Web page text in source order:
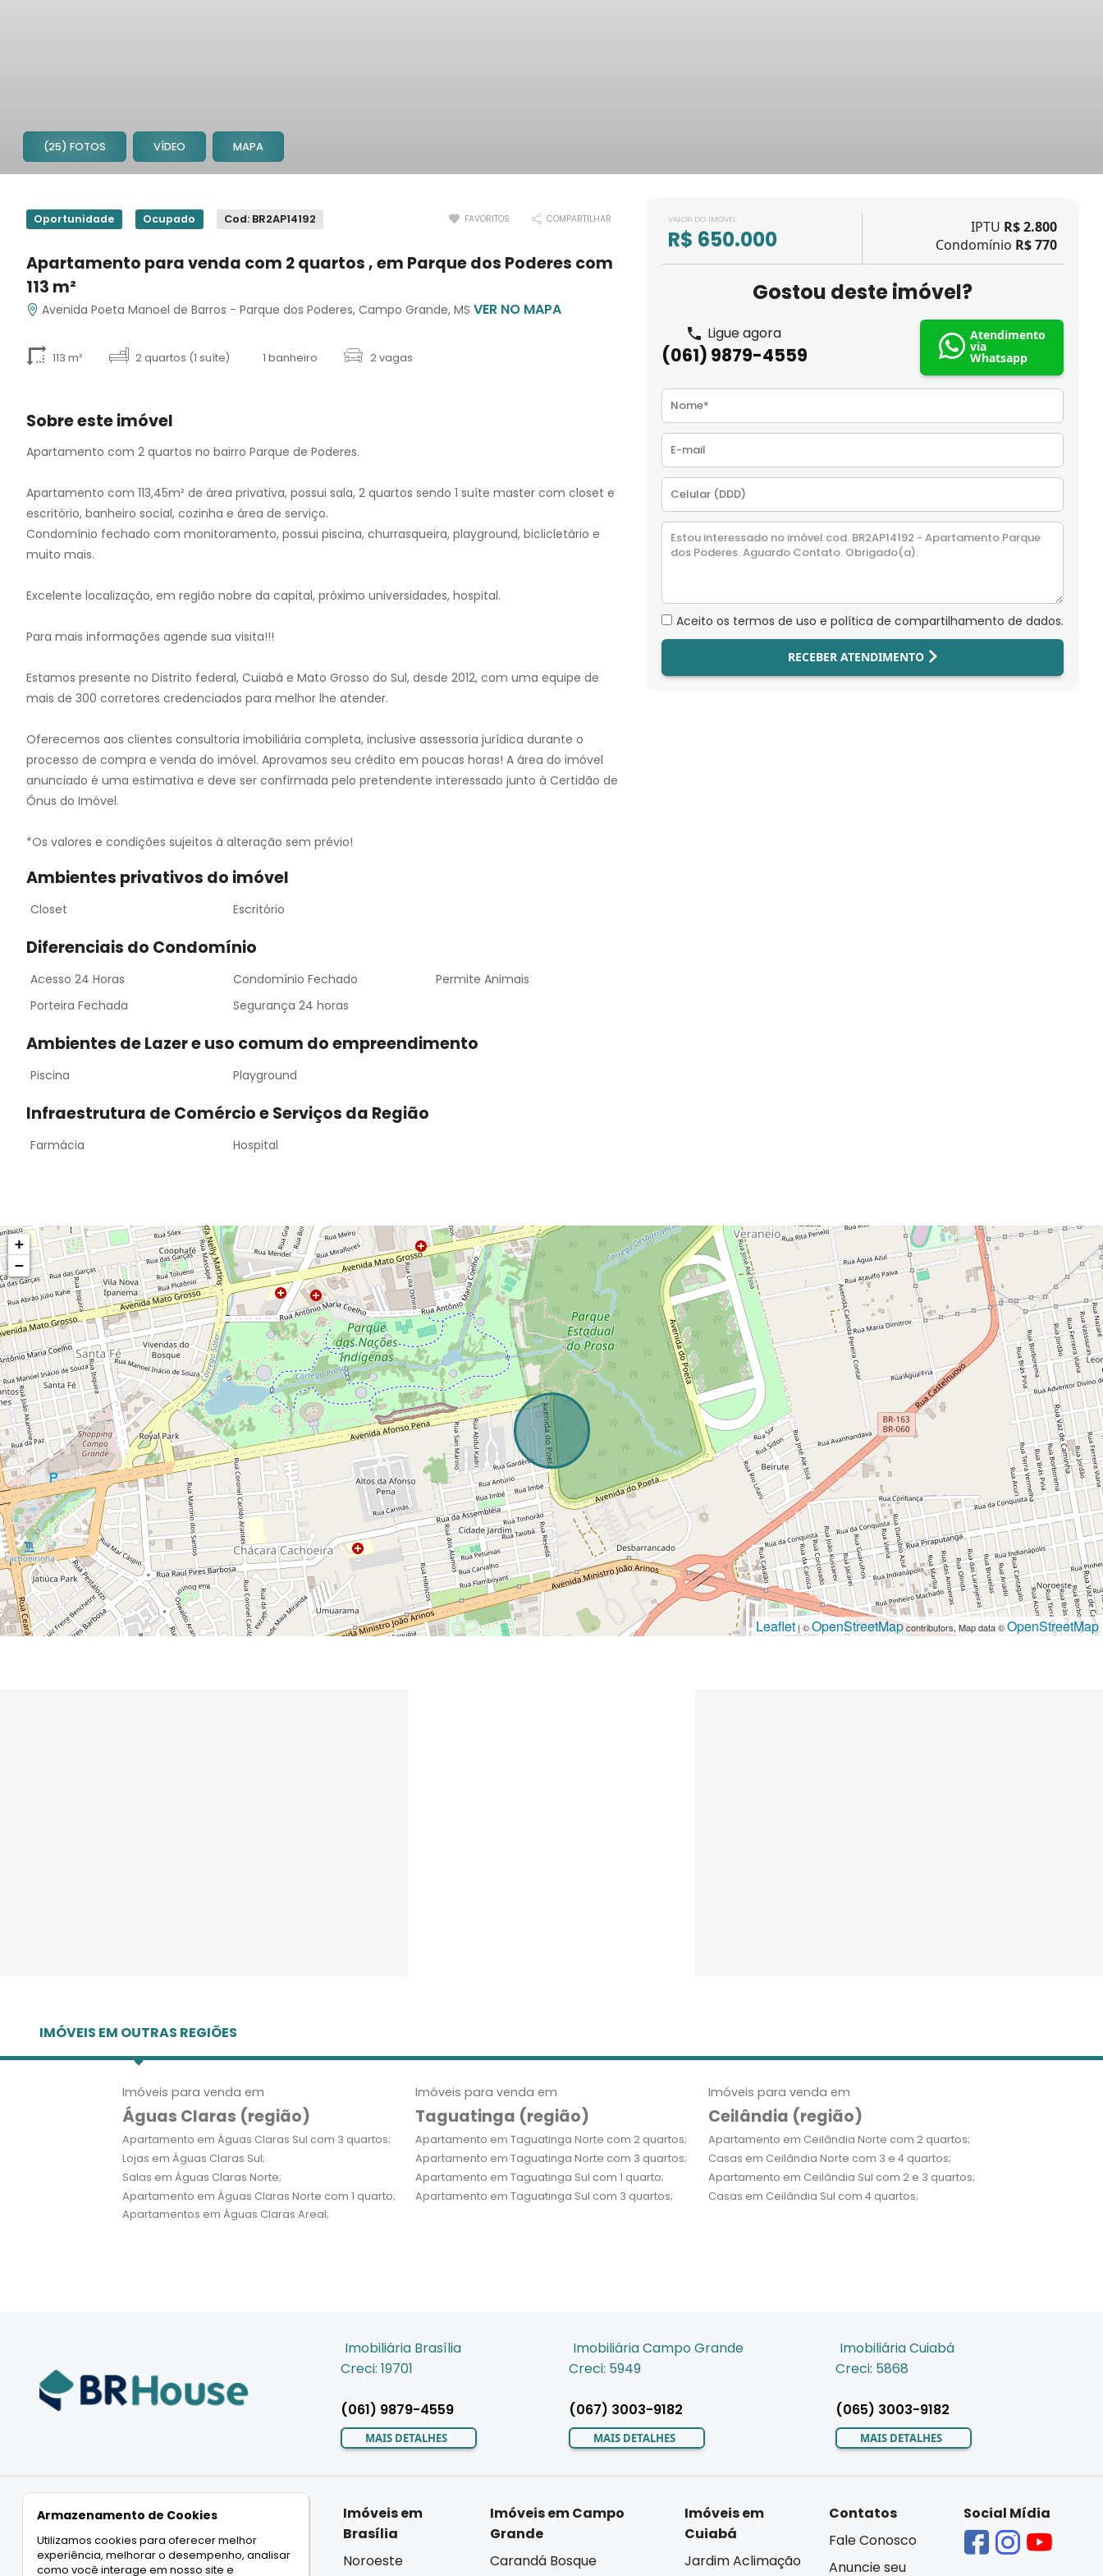
(25) FOTOS VÍDEO MAPA
Oportunidade Ocupado Cod: BR2AP14192 FAVORITOS COMPARTILHAR
Apartamento para venda com 2 quartos , em Parque dos Poderes com
113 m²
Avenida Poeta Manoel de Barros - Parque dos Poderes, Campo Grande, MSVER NO MAPA
113 m² 2 quartos (1 suíte) 1 banheiro 2 vagas
Sobre este imóvel
Apartamento com 2 quartos no bairro Parque de Poderes.
Apartamento com 113,45m² de área privativa, possui sala, 2 quartos sendo 1 suíte master com closet e
escritório, banheiro social, cozinha e área de serviço.
Condomínio fechado com monitoramento, possui piscina, churrasqueira, playground, biclicletário e
muito mais.
Excelente localização, em região nobre da capital, próximo universidades, hospital.
Para mais informações agende sua visita!!!
Estamos presente no Distrito federal, Cuiabá e Mato Grosso do Sul, desde 2012, com uma equipe de
mais de 300 corretores credenciados para melhor lhe atender.
Oferecemos aos clientes consultoria imobiliária completa, inclusive assessoria jurídica durante o
processo de compra e venda do imóvel. Aprovamos seu crédito em poucas horas! A área do imóvel
anunciado é uma estimativa e deve ser confirmada pelo pretendente interessado junto à Certidão de
Ônus do Imóvel.
*Os valores e condições sujeitos à alteração sem prévio!
Ambientes privativos do imóvel
Closet Escritório
Diferenciais do Condomínio
Acesso 24 Horas Condomínio Fechado
Permite Animais
Porteira Fechada
Segurança 24 horas
Ambientes de Lazer e uso comum do empreendimento
Piscina Playground
Infraestrutura de Comércio e Serviços da Região
Farmácia Hospital
VALOR DO IMÓVEL
R$ 650.000 IPTU R$ 2.800
Condomínio R$ 770
Gostou deste imóvel?
Ligue agora
(061) 9879-4559
Atendimento
via
Whatsapp
Aceito os termos de uso e política de compartilhamento de dados.
RECEBER ATENDIMENTO
+
−
Leaflet | ©OpenStreetMapcontributors, Map data ©OpenStreetMap
IMÓVEIS EM OUTRAS REGIÕES
Imóveis para venda em
Águas Claras (região)
Apartamento em Águas Claras Sul com 3 quartos;
Lojas em Águas Claras Sul;
Salas em Águas Claras Norte;
Apartamento em Águas Claras Norte com 1 quarto;
Apartamentos em Águas Claras Areal;
Imóveis para venda em
Taguatinga (região)
Apartamento em Taguatinga Norte com 2 quartos;
Apartamento em Taguatinga Norte com 3 quartos;
Apartamento em Taguatinga Sul com 1 quarto;
Apartamento em Taguatinga Sul com 3 quartos;
Imóveis para venda em
Ceilândia (região)
Apartamento em Ceilândia Norte com 2 quartos;
Casas em Ceilândia Norte com 3 e 4 quartos;
Apartamento em Ceilândia Sul com 2 e 3 quartos;
Casas em Ceilândia Sul com 4 quartos;
Imobiliária Brasília
Creci: 19701
(061) 9879-4559
MAIS DETALHES
Imobiliária Campo Grande
Creci: 5949
(067) 3003-9182
MAIS DETALHES
Imobiliária Cuiabá
Creci: 5868
(065) 3003-9182
MAIS DETALHES
Imóveis
Residenciais
Casas
Imóveis
Comerciais
Salas
Imóveis em
Brasília
Noroeste
Imóveis em Campo
Grande
Carandá Bosque
Imóveis em
Cuiabá
Jardim Aclimação
Contatos
Fale Conosco
Anuncie seu
Social Mídia
Armazenamento de Cookies
Utilizamos cookies para oferecer melhor
experiência, melhorar o desempenho, analisar
como você interage em nosso site e